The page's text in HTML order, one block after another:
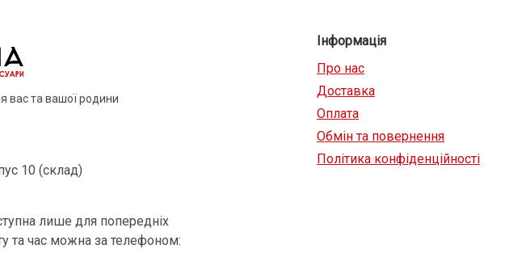
вас та вашої родини
10 (склад)
лише для попередніх
та час можна за телефоном:
Інформація
Про нас
Доставка
Оплата
Обмін та повернення
Політика конфіденційності